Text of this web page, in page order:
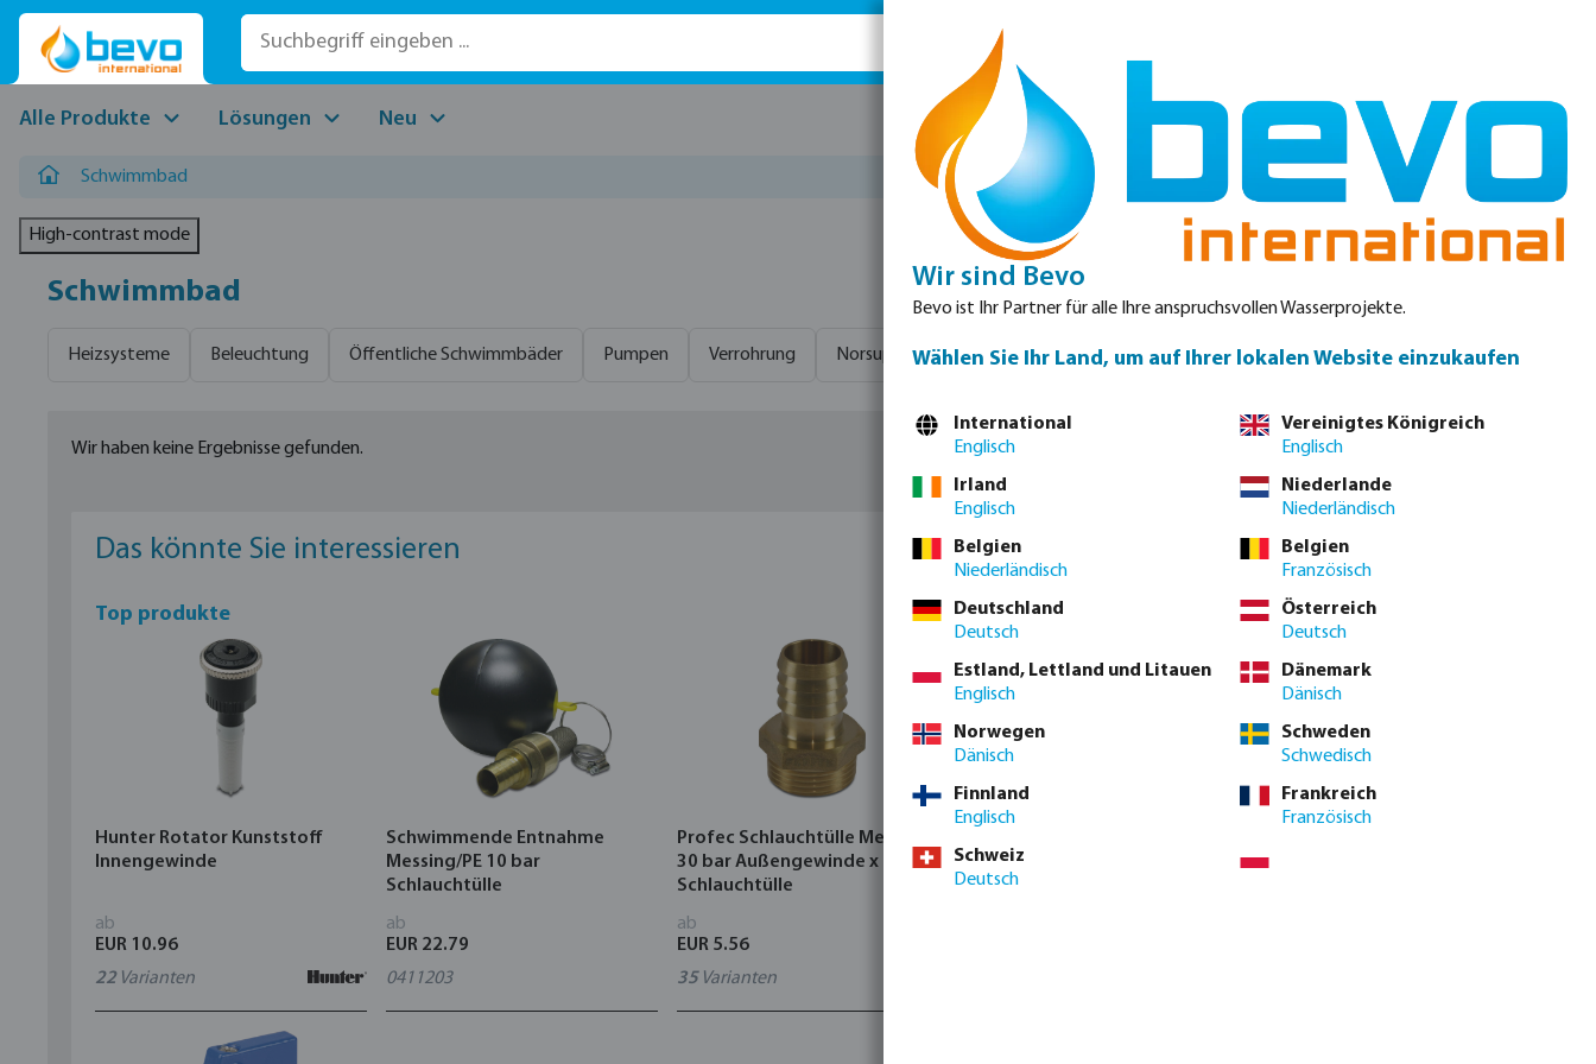
Hauptinhalt springen
Zur Suche springen
Zur Hauptnavigation springen
Alle Produkte Lösungen Neu Ersatzteile Produktdatenblätter Service Kontakt
Schwimmbad
High-contrast mode
Schwimmbad
Heizsysteme Beleuchtung Öffentliche Schwimmbäder Pumpen Verrohrung Norsup Filtrierung Poolzubehör Wasseraufbereitung Abdeckungen
Wir haben keine Ergebnisse gefunden.
Das könnte Sie interessieren
Top produkte
Hunter Rotator Kunststoff
Innengewinde
ab
EUR 10.96
22Varianten
Schwimmende Entnahme
Messing/PE 10 bar
Schlauchtülle
ab
EUR 22.79
0411203
Profec Schlauchtülle Messing
30 bar Außengewinde x
Schlauchtülle
ab
EUR 5.56
35Varianten
PVC-U Klebemuffe Grau
kompatibel Steuergerät
Wir sind Bevo
Bevo ist Ihr Partner für alle Ihre anspruchsvollen Wasserprojekte.
Wählen Sie Ihr Land, um auf Ihrer lokalen Website einzukaufen
International
Englisch
Vereinigtes Königreich
Englisch
Irland
Englisch
Niederlande
Niederländisch
Belgien
Niederländisch
Belgien
Französisch
Deutschland
Deutsch
Österreich
Deutsch
Estland, Lettland und Litauen
Englisch
Dänemark
Dänisch
Norwegen
Dänisch
Schweden
Schwedisch
Finnland
Englisch
Frankreich
Französisch
Schweiz
Deutsch